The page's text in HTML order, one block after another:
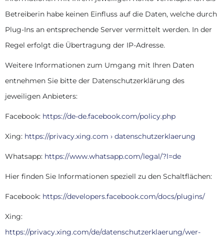
Betreiberin habe keinen Einfluss auf die Daten, welche durch
Plug-Ins an entsprechende Server vermittelt werden. In der
Regel erfolgt die Übertragung der IP-Adresse.
Weitere Informationen zum Umgang mit Ihren Daten
entnehmen Sie bitte der Datenschutzerklärung des
jeweiligen Anbieters:
Facebook: https://de-de.facebook.com/policy.php
Xing: https://privacy.xing.com › datenschutzerklaerung
Whatsapp: https://www.whatsapp.com/legal/?l=de
Hier finden Sie Informationen speziell zu den Schaltflächen:
Facebook: https://developers.facebook.com/docs/plugins/
Xing:
https://privacy.xing.com/de/datenschutzerklaerung/wer-